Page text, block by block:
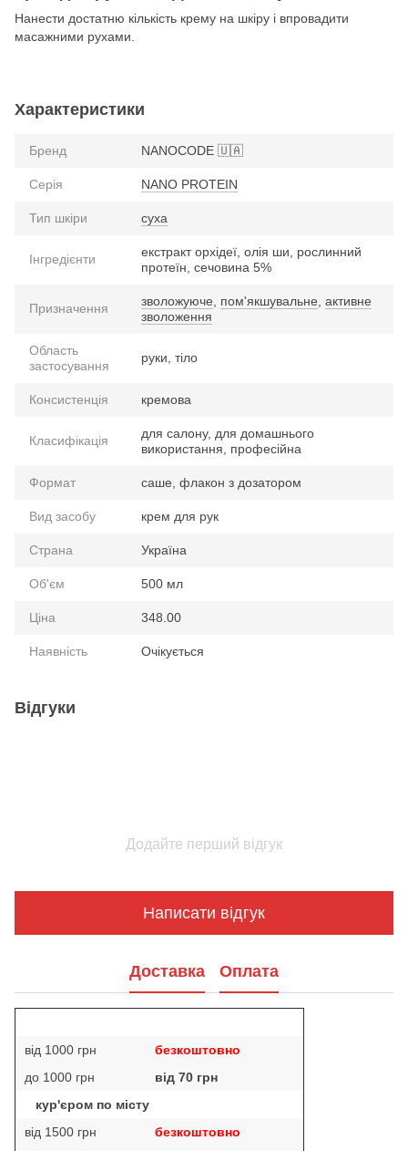
Нанести достатню кількість крему на шкіру і впровадити
масажними рухами.
Характеристики
Бренд NANOCODE 🇺🇦
Серія NANO PROTEIN
Тип шкіри суха
Інгредієнти
екстракт орхідеї, олія ши, рослинний
протеїн, сечовина 5%
Призначення зволожуюче, пом'якшувальне, активне
зволоження
Область
застосування
руки, тіло
Консистенція кремова
Класифікація
для салону, для домашнього
використання, професійна
Формат саше, флакон з дозатором
Вид засобу крем для рук
Страна Україна
Об'єм 500 мл
Ціна 348.00
Наявність Очікується
Відгуки
Додайте перший відгук
Написати відгук
Доставка Оплата
від 1000 грн
безкоштовно
до 1000 грн
від 70 грн
кур'єром по місту
від 1500 грн
безкоштовно